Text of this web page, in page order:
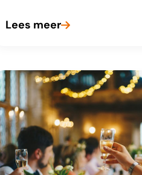
eEvidence:
update
voor
registrars
Lees meer